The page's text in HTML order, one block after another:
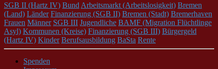
SGB II (Hartz IV) Bund Arbeitsmarkt (Arbeitslosigkeit) Bremen
(Land) Länder Finanzierung (SGB II) Bremen (Stadt) Bremerhaven
Frauen Männer SGB III Jugendliche BAMF (Migration Flüchtlinge
Asyl) Kommunen (Kreise) Finanzierung (SGB III) Bürgergeld
(Hartz IV) Kinder Berufsausbildung BaSta Rente
Spenden